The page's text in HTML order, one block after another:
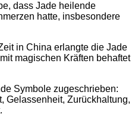
dass Jade heilende
hatte, insbesondere
in China erlangte die Jade
magischen Kräften behaftet
Symbole zugeschrieben:
Gelassenheit, Zurückhaltung,